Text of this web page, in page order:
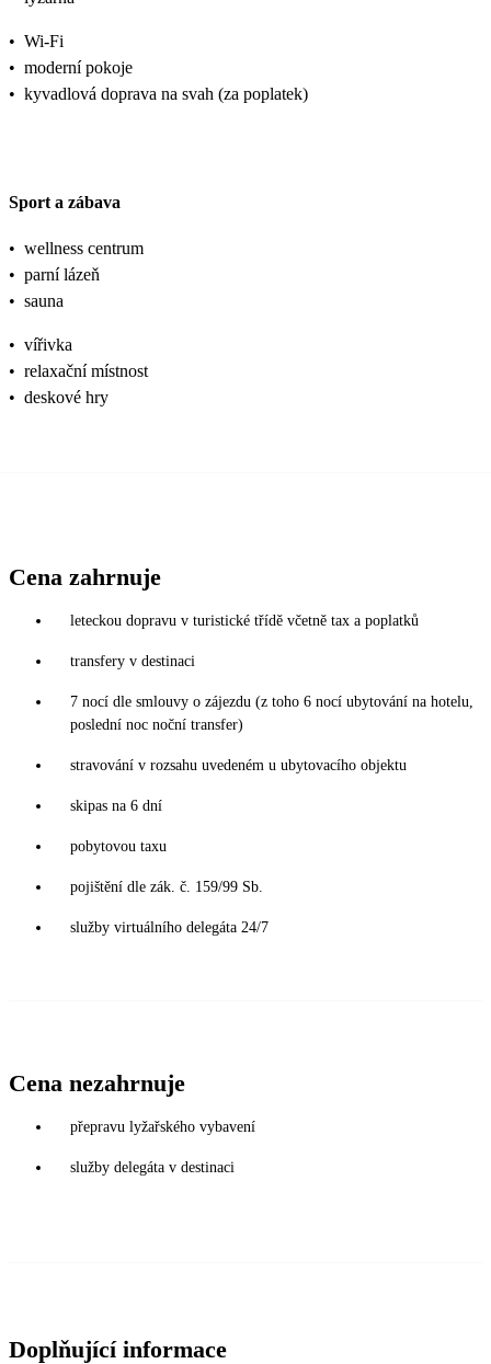
• Wi-Fi
• moderní pokoje
• kyvadlová doprava na svah (za poplatek)
Sport a zábava
• wellness centrum
• parní lázeň
• sauna
• vířivka
• relaxační místnost
• deskové hry
Cena zahrnuje
leteckou dopravu v turistické třídě včetně tax a poplatků
transfery v destinaci
7 nocí dle smlouvy o zájezdu (z toho 6 nocí ubytování na hotelu,
poslední noc noční transfer)
stravování v rozsahu uvedeném u ubytovacího objektu
skipas na 6 dní
pobytovou taxu
pojištění dle zák. č. 159/99 Sb.
služby virtuálního delegáta 24/7
Cena nezahrnuje
přepravu lyžařského vybavení
služby delegáta v destinaci
Doplňující informace